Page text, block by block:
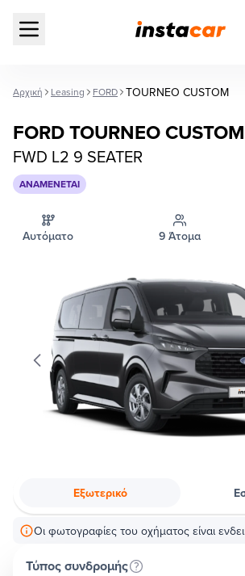
Open main menu
Αρχική Leasing FORD TOURNEO CUSTOM
FORD TOURNEO CUSTOM
FWD L2 9 SEATER
ΑΝΑΜΈΝΕΤΑΙ
Αυτόματο 9 Άτομα
Εξωτερικό
Οι φωτογραφίες του οχήματος είναι
Τύπος συνδρομής